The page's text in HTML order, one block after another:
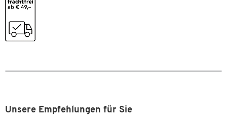
Raum
unterschiedlicher Bildschirmgrößen
Integriertes Kabelmanagementsystem sorgt für einen
Rotation und Neigung:
Rückwärtsbewegung
Traglast [kg]
Farbe dunkelgrau
Unsere Empfehlungen für Sie